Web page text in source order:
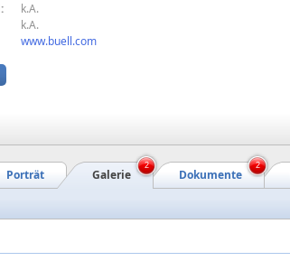
k.A.
k.A.
www.buell.com
Dokumente
Galerie
Porträt
2 2